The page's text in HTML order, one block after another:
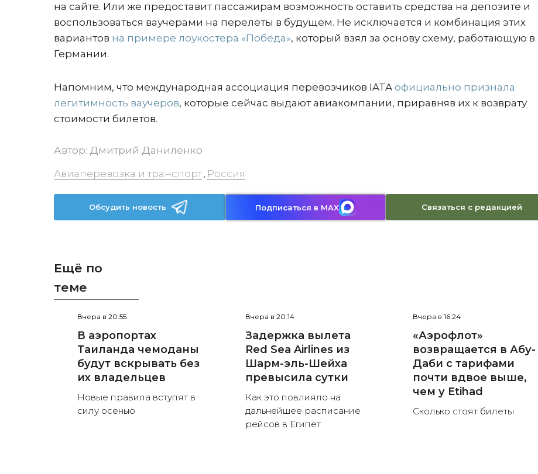
на сайте. Или же предоставит пассажирам возможность оставить средства на депозите и
воспользоваться ваучерами на перелёты в будущем. Не исключается и комбинация этих
вариантов на примере лоукостера «Победа», который взял за основу схему, работающую в
Германии.
Напомним, что международная ассоциация перевозчиков IATA официально признала
легитимность ваучеров, которые сейчас выдают авиакомпании, приравняв их к возврату
стоимости билетов.
Автор: Дмитрий Даниленко
Авиаперевозка и транспорт, Россия
Обсудить новость Подписаться в MAX Связаться с редакцией
Ещё по
теме
Вчера в 20:55
В аэропортах
Таиланда чемоданы
будут вскрывать без
их владельцев
Новые правила вступят в
силу осенью
Вчера в 20:14
Задержка вылета
Red Sea Airlines из
Шарм-эль-Шейха
превысила сутки
Как это повлияло на
дальнейшее расписание
рейсов в Египет
Вчера в 16:24
«Аэрофлот»
возвращается в Абу-
Даби с тарифами
почти вдвое выше,
чем у Etihad
Сколько стоят билеты